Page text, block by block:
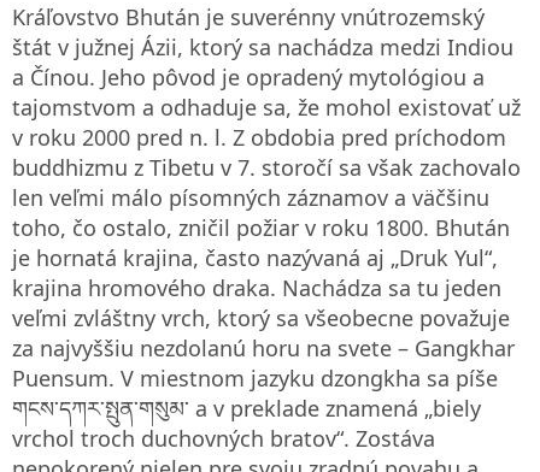
Kráľovstvo Bhután je suverénny vnútrozemský
štát v južnej Ázii, ktorý sa nachádza medzi Indiou
a Čínou. Jeho pôvod je opradený mytológiou a
tajomstvom a odhaduje sa, že mohol existovať už
v roku 2000 pred n. l. Z obdobia pred príchodom
buddhizmu z Tibetu v 7. storočí sa však zachovalo
len veľmi málo písomných záznamov a väčšinu
toho, čo ostalo, zničil požiar v roku 1800. Bhután
je hornatá krajina, často nazývaná aj „Druk Yul“,
krajina hromového draka. Nachádza sa tu jeden
veľmi zvláštny vrch, ktorý sa všeobecne považuje
za najvyššiu nezdolanú horu na svete – Gangkhar
Puensum. V miestnom jazyku dzongkha sa píše
གངས་དཀར་སྤུན་གསུམ་ a v preklade znamená „biely
vrchol troch duchovných bratov“. Zostáva